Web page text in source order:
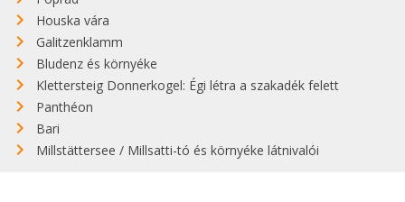
Houska vára
Galitzenklamm
Bludenz és környéke
Klettersteig Donnerkogel: Égi létra a szakadék felett
Panthéon
Bari
Millstättersee / Millsatti-tó és környéke látnivalói